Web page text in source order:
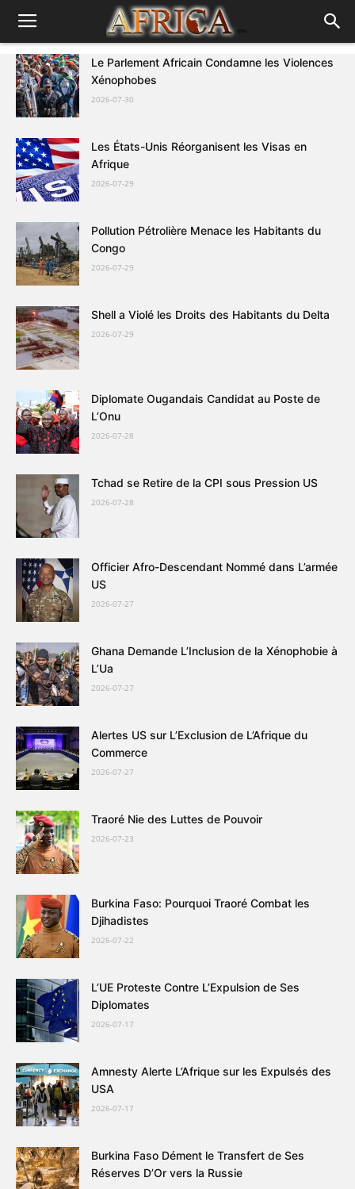
Le Parlement Africain Condamne les Violences
Xénophobes
2026-07-30
Les États-Unis Réorganisent les Visas en
Afrique
2026-07-29
Pollution Pétrolière Menace les Habitants du
Congo
2026-07-29
Shell a Violé les Droits des Habitants du Delta
2026-07-29
Diplomate Ougandais Candidat au Poste de
L’Onu
2026-07-28
Tchad se Retire de la CPI sous Pression US
2026-07-28
Officier Afro-Descendant Nommé dans L’armée
US
2026-07-27
Ghana Demande L’Inclusion de la Xénophobie à
L’Ua
2026-07-27
Alertes US sur L’Exclusion de L’Afrique du
Commerce
2026-07-27
Traoré Nie des Luttes de Pouvoir
2026-07-23
Burkina Faso: Pourquoi Traoré Combat les
Djihadistes
2026-07-22
L’UE Proteste Contre L’Expulsion de Ses
Diplomates
2026-07-17
Amnesty Alerte L’Afrique sur les Expulsés des
USA
2026-07-17
Burkina Faso Dément le Transfert de Ses
Réserves D’Or vers la Russie